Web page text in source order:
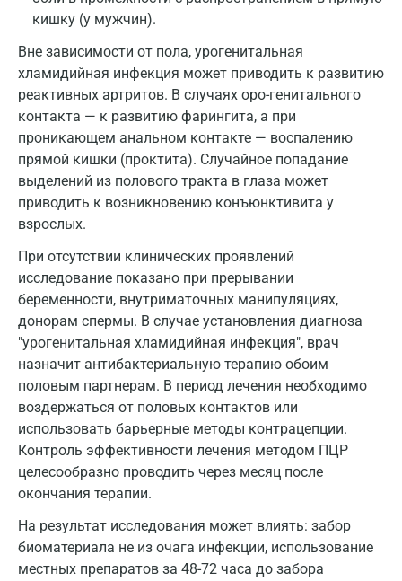
кишку (у мужчин).
Вне зависимости от пола, урогенитальная
хламидийная инфекция может приводить к развитию
реактивных артритов. В случаях оро-генитального
контакта — к развитию фарингита, а при
проникающем анальном контакте — воспалению
прямой кишки (проктита). Случайное попадание
выделений из полового тракта в глаза может
приводить к возникновению конъюнктивита у
взрослых.
При отсутствии клинических проявлений
исследование показано при прерывании
беременности, внутриматочных манипуляциях,
донорам спермы. В случае установления диагноза
"урогенитальная хламидийная инфекция", врач
назначит антибактериальную терапию обоим
половым партнерам. В период лечения необходимо
воздержаться от половых контактов или
использовать барьерные методы контрацепции.
Контроль эффективности лечения методом ПЦР
целесообразно проводить через месяц после
окончания терапии.
На результат исследования может влиять: забор
биоматериала не из очага инфекции, использование
местных препаратов за 48-72 часа до забора
Ковров
Коломна
Королев
Кострома
Котельники
Красногорск
Краснодар
Красноярск
Курск
Лабинск
Липецк
Лобня
Люберцы
Майкоп
Мурино
Мурманск
Мытищи